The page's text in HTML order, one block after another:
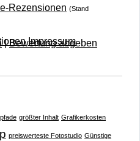
Rezensionen (Stand
|Bewertung abgeben
größter Inhalt Grafikerkosten
preiswerteste Fotostudio Günstige
Impressum